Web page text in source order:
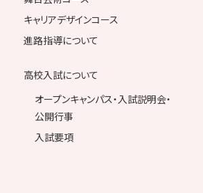
キャリアデザインコース
進路指導について
高校入試について
オープンキャンパス・入試説明会・
公開行事
入試要項